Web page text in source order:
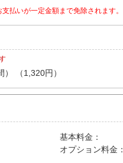
払いが一定金額まで免除されます。
（1,320円）
基本料金：
オプション料金：